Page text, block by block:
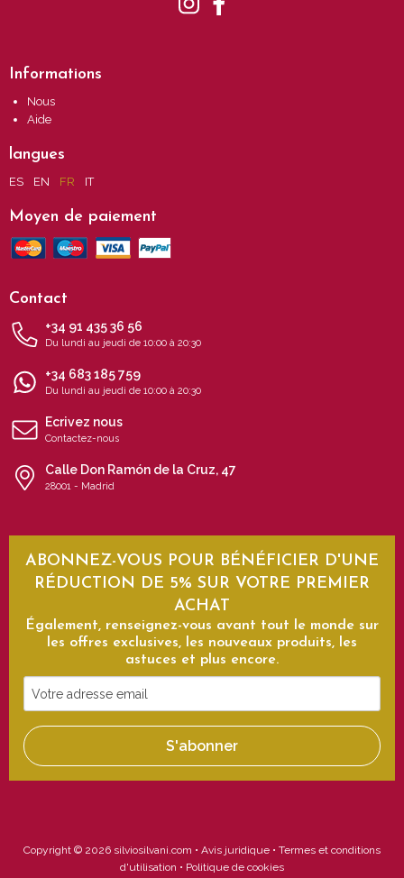
Informations
Nous
Aide
langues
ES EN FR IT
Moyen de paiement
Contact
+34 91 435 36 56
Du lundi au jeudi de 10:00 à 20:30
+34 683 185 759
Du lundi au jeudi de 10:00 à 20:30
Ecrivez nous
Contactez-nous
Calle Don Ramón de la Cruz, 47
28001 - Madrid
ABONNEZ-VOUS POUR BÉNÉFICIER D'UNE
RÉDUCTION DE 5% SUR VOTRE PREMIER
ACHAT
Également, renseignez-vous avant tout le monde sur
les offres exclusives, les nouveaux produits, les
astuces et plus encore.
Votre
adresse
email
S'abonner
Copyright © 2026 silviosilvani.com • Avis juridique • Termes et conditions
d'utilisation • Politique de cookies